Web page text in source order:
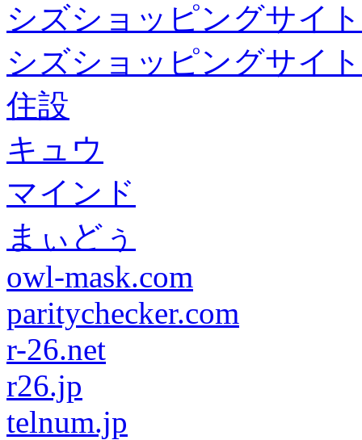
シズショッピングサイト
シズショッピングサイト
住設
キュウ
マインド
まぃどぅ
owl-mask.com
paritychecker.com
r-26.net
r26.jp
telnum.jp